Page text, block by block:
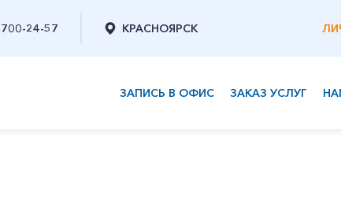
24-57 КРАСНОЯРСК
ЗАПИСЬ В ОФИС ЗАКАЗ УСЛУГ